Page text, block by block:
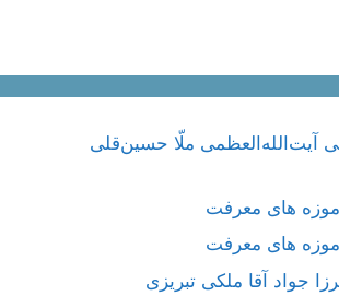
آیت‌الله‌العظمی ملّا حسین‌قلی
های معرفت
های معرفت
جواد آقا ملکی تبریزی